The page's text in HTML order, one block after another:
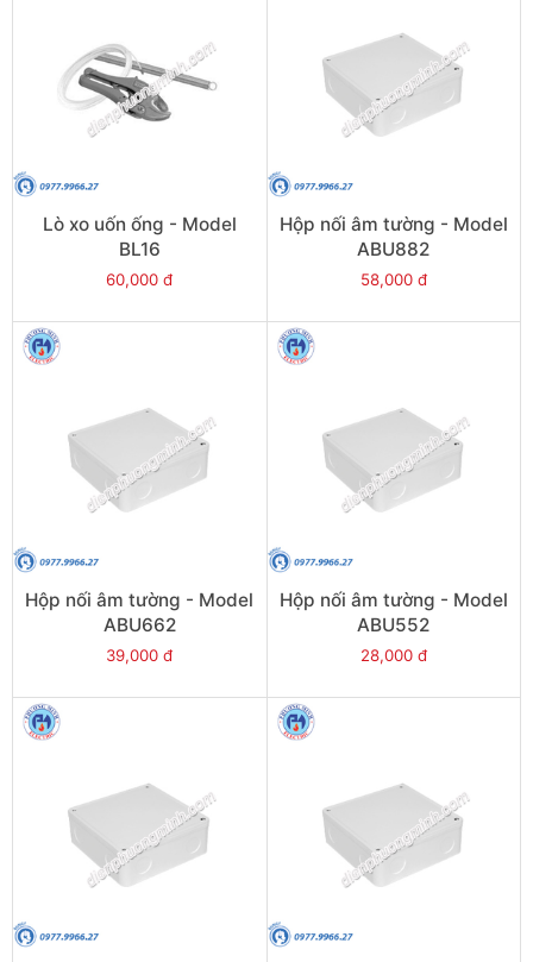
Lò xo uốn ống - Model
BL16
60,000 đ
Hộp nối âm tường - Model
ABU882
58,000 đ
Hộp nối âm tường - Model
ABU662
39,000 đ
Hộp nối âm tường - Model
ABU552
28,000 đ